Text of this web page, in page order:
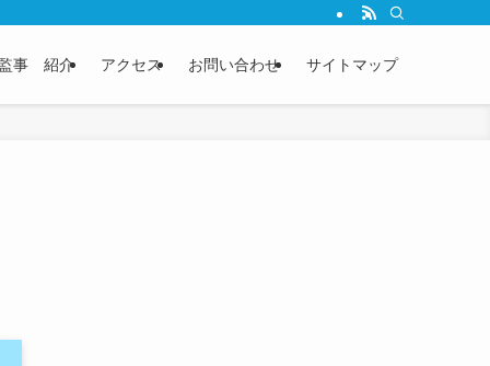
事 紹介 アクセス お問い合わせ サイトマップ